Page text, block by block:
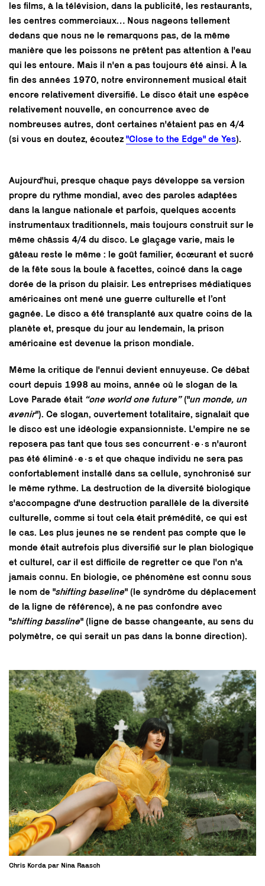
les films, à la télévision, dans la publicité, les restaurants,
les centres commerciaux… Nous nageons tellement
dedans que nous ne le remarquons pas, de la même
manière que les poissons ne prêtent pas attention à l'eau
qui les entoure. Mais il n'en a pas toujours été ainsi. À la
fin des années 1970, notre environnement musical était
encore relativement diversifié. Le disco était une espèce
relativement nouvelle, en concurrence avec de
nombreuses autres, dont certaines n'étaient pas en 4/4
(si vous en doutez, écoutez "Close to the Edge" de Yes).
Aujourd'hui, presque chaque pays développe sa version
propre du rythme mondial, avec des paroles adaptées
dans la langue nationale et parfois, quelques accents
instrumentaux traditionnels, mais toujours construit sur le
même châssis 4/4 du disco. Le glaçage varie, mais le
gâteau reste le même : le goût familier, écœurant et sucré
de la fête sous la boule à facettes, coincé dans la cage
dorée de la prison du plaisir. Les entreprises médiatiques
américaines ont mené une guerre culturelle et l’ont
gagnée. Le disco a été transplanté aux quatre coins de la
planète et, presque du jour au lendemain, la prison
américaine est devenue la prison mondiale.
Même la critique de l'ennui devient ennuyeuse. Ce débat
court depuis 1998 au moins, année où le slogan de la
Love Parade était “one world one future”("un monde, un
avenir"). Ce slogan, ouvertement totalitaire, signalait que
le disco est une idéologie expansionniste. L'empire ne se
reposera pas tant que tous ses concurrent·e·s n'auront
pas été éliminé·e·s et que chaque individu ne sera pas
confortablement installé dans sa cellule, synchronisé sur
le même rythme. La destruction de la diversité biologique
s'accompagne d'une destruction parallèle de la diversité
culturelle, comme si tout cela était prémédité, ce qui est
le cas. Les plus jeunes ne se rendent pas compte que le
monde était autrefois plus diversifié sur le plan biologique
et culturel, car il est difficile de regretter ce que l'on n'a
jamais connu. En biologie, ce phénomène est connu sous
le nom de "shifting baseline" (le syndrôme du déplacement
de la ligne de référence), à ne pas confondre avec
"shifting bassline" (ligne de basse changeante, au sens du
polymètre, ce qui serait un pas dans la bonne direction).
Chris Korda par Nina Raasch